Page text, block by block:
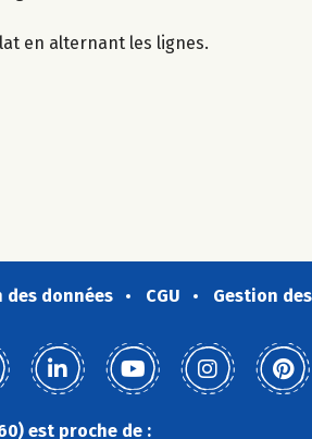
en alternant les lignes.
données CGU Gestion
est proche de :